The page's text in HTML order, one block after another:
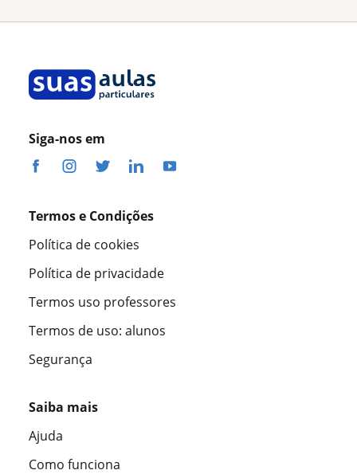
Siga-nos em
Termos e Condições
Política de cookies
Política de privacidade
Termos uso professores
Termos de uso: alunos
Segurança
Saiba mais
Ajuda
Como funciona